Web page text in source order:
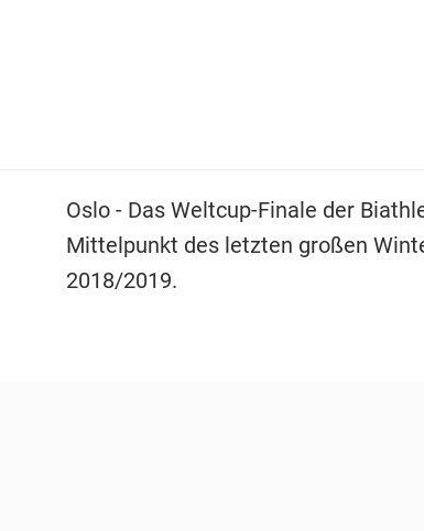
Oslo - Das Weltcup-Finale der
Mittelpunkt des letzten großen
2018/2019.